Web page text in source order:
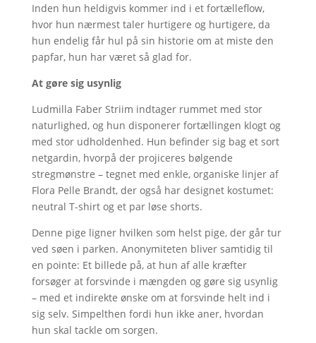
Inden hun heldigvis kommer ind i et fortælleflow,
hvor hun nærmest taler hurtigere og hurtigere, da
hun endelig får hul på sin historie om at miste den
papfar, hun har været så glad for.
At gøre sig usynlig
Ludmilla Faber Striim indtager rummet med stor
naturlighed, og hun disponerer fortællingen klogt og
med stor udholdenhed. Hun befinder sig bag et sort
netgardin, hvorpå der projiceres bølgende
stregmønstre – tegnet med enkle, organiske linjer af
Flora Pelle Brandt, der også har designet kostumet:
neutral T-shirt og et par løse shorts.
Denne pige ligner hvilken som helst pige, der går tur
ved søen i parken. Anonymiteten bliver samtidig til
en pointe: Et billede på, at hun af alle kræfter
forsøger at forsvinde i mængden og gøre sig usynlig
– med et indirekte ønske om at forsvinde helt ind i
sig selv. Simpelthen fordi hun ikke aner, hvordan
hun skal tackle om sorgen.